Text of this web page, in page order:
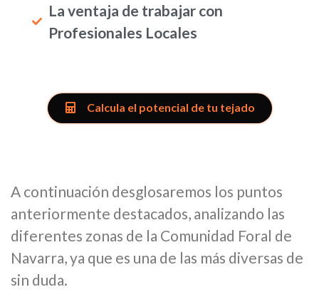
La ventaja de trabajar con
Profesionales Locales
Calcula el potencial de tu tejado
A continuación desglosaremos los puntos
anteriormente destacados, analizando las
diferentes zonas de la Comunidad Foral de
Navarra, ya que es una de las más diversas de
sin duda.